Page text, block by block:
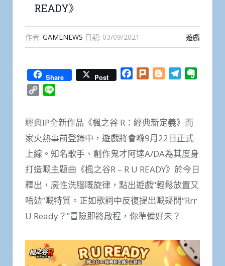
READY》
作者: GAMENEWS 日期: 03/09/2021 遊戲
Share Post Facebook
Plurk BloggerTelegram
Copy
經典IP全新作品《楓之谷 R：經典新定義》而
家火熱事前登錄中，遊戲將會喺9月22日正式
上線。知名歌手、創作鬼才阿達A/DA為其度身
打造嘅主題曲《楓之谷R – R U READY》於今日
釋出，魔性洗腦嘅旋律，點出遊戲“輕鬆放置又
唔攰”嘅特質。正如歌詞中反復提出嘅疑問“Rrr
U Ready？”冒險即將啟程，你準備好未？